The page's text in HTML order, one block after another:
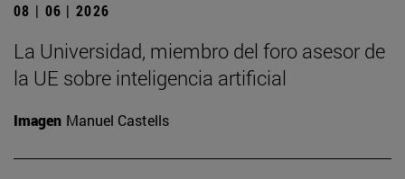
08 | 06 | 2026
La Universidad, miembro del foro asesor de
la UE sobre inteligencia artificial
Imagen Manuel Castells